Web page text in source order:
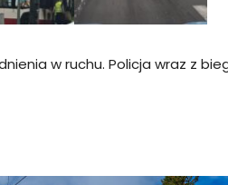
w ruchu. Policja wraz z